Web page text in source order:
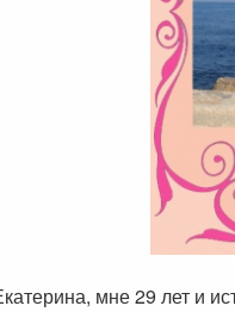
мне 29 лет и